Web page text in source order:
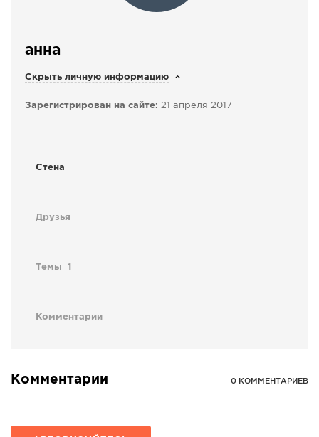
СТАТЬИ
ГОЛОСОВАНИЯ
анна
Скрыть личную информацию
Зарегистрирован на сайте: 21 апреля 2017
Стена
Друзья
Темы 1
Комментарии
Комментарии 0 КОММЕНТАРИЕВ